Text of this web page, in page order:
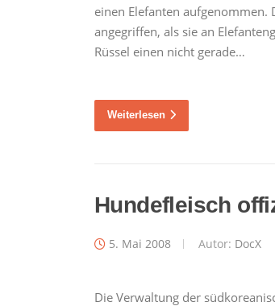
einen Elefanten
angegriffen, als sie an
Rüssel einen nicht gerade…
Weiterlesen
Hundefleisch
5. Mai 2008 Autor: DocX
Die Verwaltung der